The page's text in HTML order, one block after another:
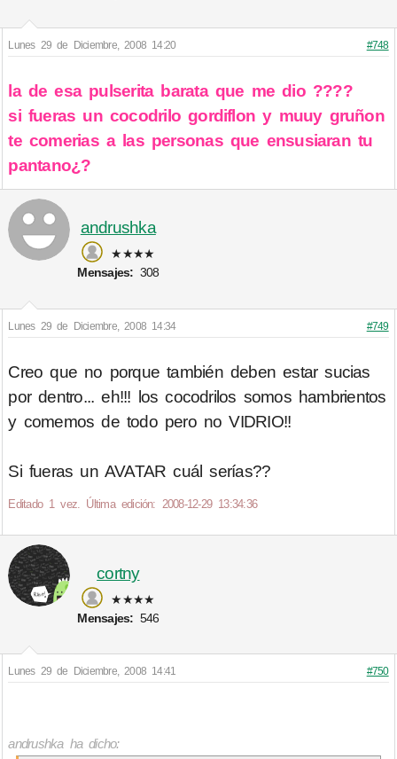
Lunes 29 de Diciembre, 2008 14:20 #748
la de esa pulserita barata que me dio ????
si fueras un cocodrilo gordiflon y muuy gruñon
te comerias a las personas que ensusiaran tu
pantano¿?
andrushka
★★★★
Mensajes: 308
Lunes 29 de Diciembre, 2008 14:34 #749
Creo que no porque también deben estar sucias
por dentro... eh!!! los cocodrilos somos hambrientos
y comemos de todo pero no VIDRIO!!
Si fueras un AVATAR cuál serías??
Editado 1 vez. Última edición: 2008-12-29 13:34:36
cortny
★★★★
Mensajes: 546
Lunes 29 de Diciembre, 2008 14:41 #750
andrushka ha dicho: